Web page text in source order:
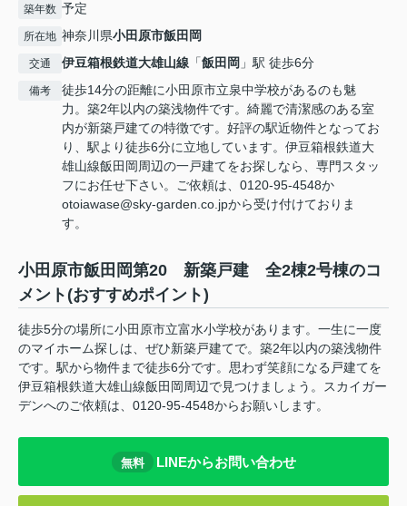
築年数 予定
所在地 神奈川県小田原市飯田岡
交通 伊豆箱根鉄道大雄山線 「飯田岡 」駅 徒歩6分
備考
徒歩14分の距離に小田原市立泉中学校があるのも魅
力。築2年以内の築浅物件です。綺麗で清潔感のある室
内が新築戸建ての特徴です。好評の駅近物件となってお
り、駅より徒歩6分に立地しています。伊豆箱根鉄道大
雄山線飯田岡周辺の一戸建てをお探しなら、専門スタッ
フにお任せ下さい。ご依頼は、0120-95-4548か
otoiawase@sky-garden.co.jpから受け付けておりま
す。
小田原市飯田岡第20 新築戸建 全2棟2号棟のコ
メント(おすすめポイント)
徒歩5分の場所に小田原市立富水小学校があります。一生に一度
のマイホーム探しは、ぜひ新築戸建てで。築2年以内の築浅物件
です。駅から物件まで徒歩6分です。思わず笑顔になる戸建てを
伊豆箱根鉄道大雄山線飯田岡周辺で見つけましょう。スカイガー
デンへのご依頼は、0120-95-4548からお願いします。
無料 LINEからお問い合わせ